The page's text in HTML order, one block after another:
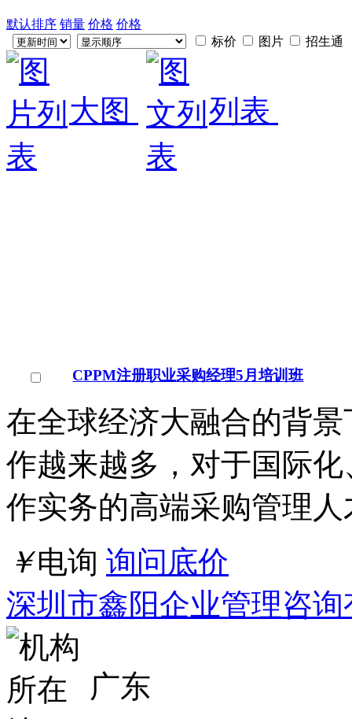
默认排序 销量 价格 价格
标价
图片 招生通
大图 列表
CPPM注册职业采购经理5月培训班
在全球经济大融合的背
作越来越多，对于国际
作实务的高端采购管理人
￥电询 询问底价
深圳市鑫阳企业管理咨
广东